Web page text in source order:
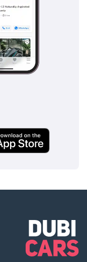
#MultiPurposeVehicle
#HyundaiVans
الكرامة للسيارات من
دولة الإمارات العربية
المتحدة مقرًا لها، وهي